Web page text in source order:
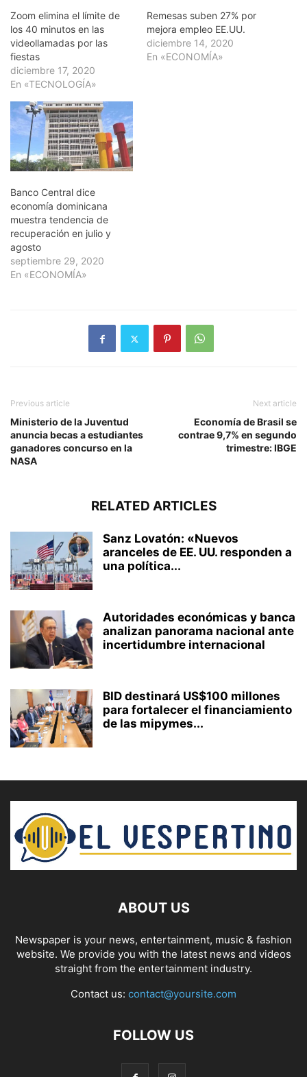
Zoom elimina el límite de
los 40 minutos en las
videollamadas por las
fiestas
diciembre 17, 2020
En «TECNOLOGÍA»
Remesas suben 27% por
mejora empleo EE.UU.
diciembre 14, 2020
En «ECONOMÍA»
Banco Central dice
economía dominicana
muestra tendencia de
recuperación en julio y
agosto
septiembre 29, 2020
En «ECONOMÍA»
Previous article
Ministerio de la Juventud
anuncia becas a estudiantes
ganadores concurso en la
NASA
Next article
Economía de Brasil se
contrae 9,7% en segundo
trimestre: IBGE
RELATED ARTICLES
Sanz Lovatón: «Nuevos
aranceles de EE. UU. responden a
una política...
Autoridades económicas y banca
analizan panorama nacional ante
incertidumbre internacional
BID destinará US$100 millones
para fortalecer el financiamiento
de las mipymes...
ABOUT US
Newspaper is your news, entertainment, music & fashion
website. We provide you with the latest news and videos
straight from the entertainment industry.
Contact us: contact@yoursite.com
FOLLOW US